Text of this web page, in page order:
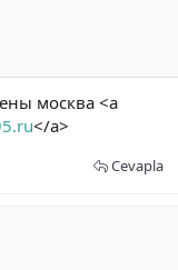
москва <a
</a>
Cevapla